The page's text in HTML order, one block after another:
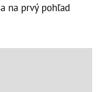
na prvý pohľad